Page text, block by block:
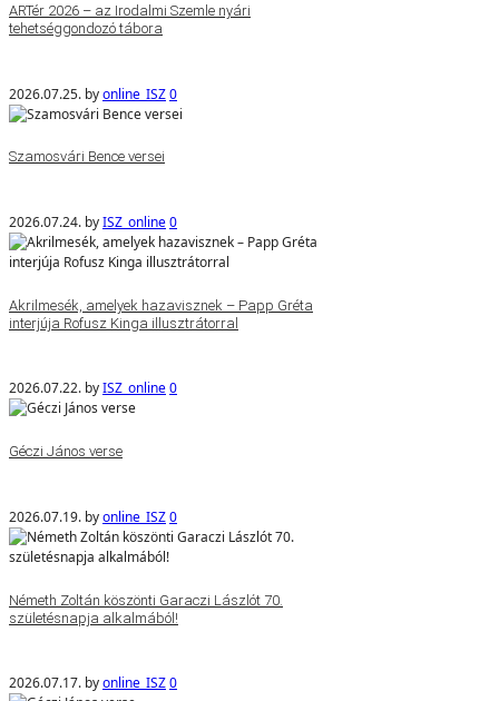
ARTér 2026 – az Irodalmi Szemle nyári
tehetséggondozó tábora
2026.07.25. byonline_ISZ0
Szamosvári Bence versei
2026.07.24. byISZ_online0
Akrilmesék, amelyek hazavisznek – Papp Gréta
interjúja Rofusz Kinga illusztrátorral
2026.07.22. byISZ_online0
Géczi János verse
2026.07.19. byonline_ISZ0
Németh Zoltán köszönti Garaczi Lászlót 70.
születésnapja alkalmából!
2026.07.17. byonline_ISZ0